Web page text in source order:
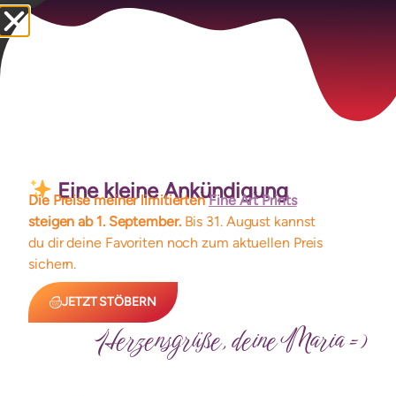
Personalisierung
Ähnliche Produkte
Eine kleine Ankündigung
Die Preise meiner limitiertenFine Art Prints
steigen ab 1. September. Bis 31. August kannst
du dir deine Favoriten noch zum aktuellen Preis
sichern.
JETZT STÖBERN
Herzensgrüße, deine Maria =)